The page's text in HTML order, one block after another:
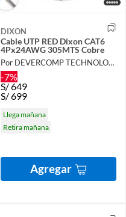
DIXON
Cable UTP RED Dixon CAT6
4Px24AWG 305MTS Cobre
Por DEVERCOMP TECHNOLOGY
-7%
S/649
S/699
Llega mañana
Retira mañana
Agregar